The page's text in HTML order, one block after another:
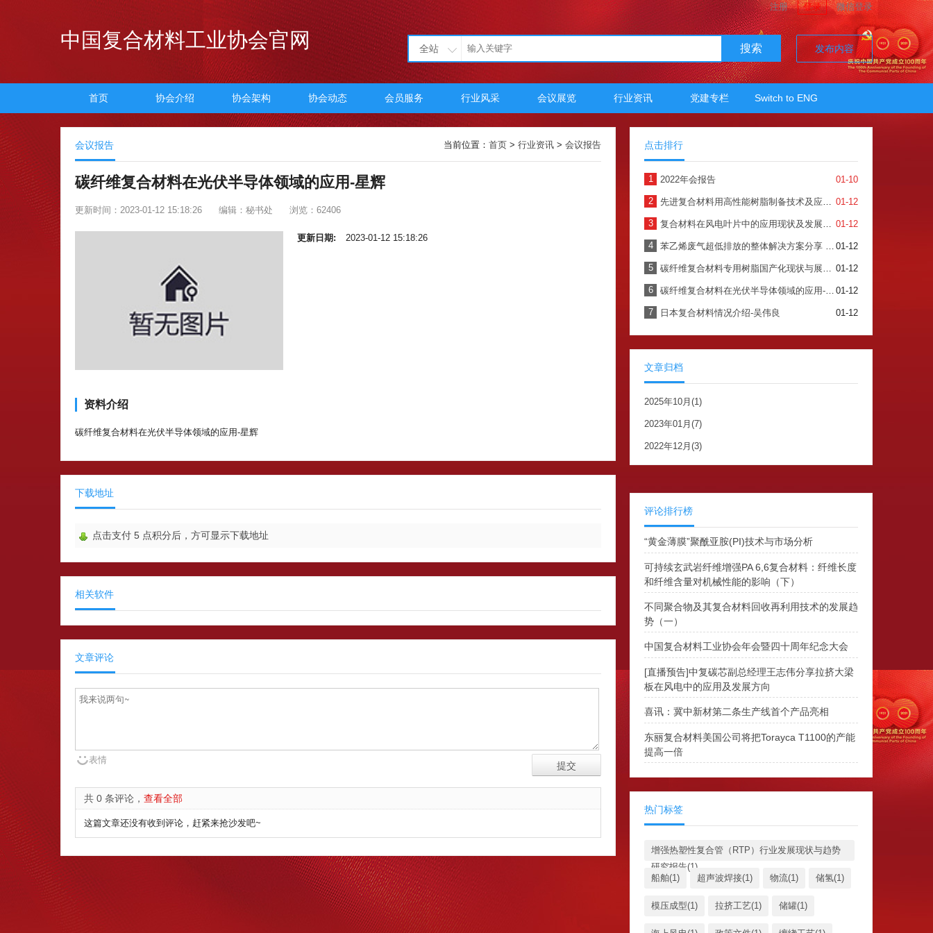
注册 登录 微信登录
中国复合材料工业协会官网 全站 搜索 发布内容
首页 协会介绍 协会架构 协会动态 会员服务 行业风采 会议展览 行业资讯 党建专栏 Switch to ENG
会议报告 当前位置： 首页 > 行业资讯 > 会议报告
碳纤维复合材料在光伏半导体领域的应用-星辉
更新时间：2023-01-12 15:18:26 编辑：秘书处 浏览：62406
更新日期: 2023-01-12 15:18:26
资料介绍
碳纤维复合材料在光伏半导体领域的应用-星辉
下载地址
点击支付 5 点积分后，方可显示下载地址
相关软件
文章评论
表情
共 0 条评论， 查看全部
这篇文章还没有收到评论，赶紧来抢沙发吧~
点击排行
1 01-10
2022年会报告
2 01-12
先进复合材料用高性能树脂制备技术及应用-北玻院
3 01-12
复合材料在风电叶片中的应用现状及发展趋势 （牟书香）
4 01-12
苯乙烯废气超低排放的整体解决方案分享 -云汇科技
5 01-12
碳纤维复合材料专用树脂国产化现状与展望-华昌聚合物
6 01-12
碳纤维复合材料在光伏半导体领域的应用-星辉
7 01-12
日本复合材料情况介绍-吴伟良
文章归档
2025年10月(1)
2023年01月(7)
2022年12月(3)
评论排行榜
“黄金薄膜”聚酰亚胺(PI)技术与市场分析
可持续玄武岩纤维增强PA 6,6复合材料：纤维长度
和纤维含量对机械性能的影响（下）
不同聚合物及其复合材料回收再利用技术的发展趋
势（一）
中国复合材料工业协会年会暨四十周年纪念大会
[直播预告]中复碳芯副总经理王志伟分享拉挤大梁
板在风电中的应用及发展方向
喜讯：冀中新材第二条生产线首个产品亮相
东丽复合材料美国公司将把Torayca T1100的产能
提高一倍
热门标签
增强热塑性复合管（RTP）行业发展现状与趋势
研究报告(1)
船舶(1)
超声波焊接(1) 物流(1) 储氢(1)
模压成型(1) 拉挤工艺(1) 储罐(1)